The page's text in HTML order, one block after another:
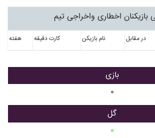
بازیکنان اخطاری واخراجی تیم
هفته کارت دقیقه نام بازیکن در مقابل
بازی
۰
گل
۰